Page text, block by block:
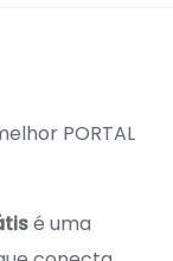
PORTAL
é uma